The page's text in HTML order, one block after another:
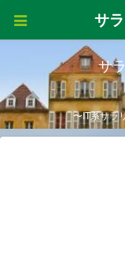
サ
〜IT系サラ
サ